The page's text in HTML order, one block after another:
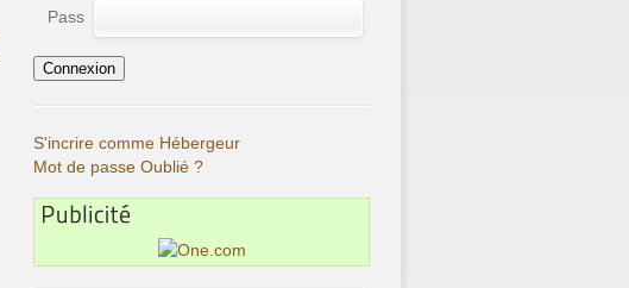
Pass
S'incrire comme Hébergeur
Mot de passe Oublié ?